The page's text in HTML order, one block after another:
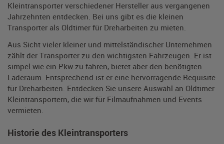
Kleintransporter verschiedener Hersteller aus vergangenen
Jahrzehnten entdecken. Bei uns gibt es die kleinen
Transporter als Oldtimer für Dreharbeiten zu mieten.
Aus Sicht vieler kleiner und mittelständischer Unternehmen
zählt der Transporter zu den wichtigsten Fahrzeugen. Er ist
simpel wie ein Pkw zu fahren, bietet aber den benötigten
Laderaum. Entsprechend ist er eine hervorragende Requisite
für Dreharbeiten. Entdecken Sie unsere Auswahl an Oldtimer
Kleintransportern, die wir für Filmaufnahmen und Events
vermieten.
Historie des Kleintransporters